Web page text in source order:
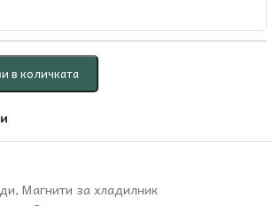
в количката
, Магнити за хладилник